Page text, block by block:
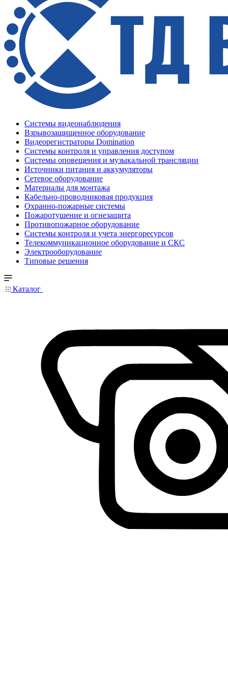
Системы видеонаблюдения
Взрывозащищенное оборудование
Видеорегистраторы Domination
Системы контроля и управления доступом
Системы оповещения и музыкальной трансляции
Источники питания и аккумуляторы
Сетевое оборудование
Материалы для монтажа
Кабельно-проводниковая продукция
Охранно-пожарные системы
Пожаротушение и огнезащита
Противопожарное оборудование
Системы контроля и учета энергоресурсов
Телекоммуникационное оборудование и СКС
Электрооборудование
Типовые решения
Каталог